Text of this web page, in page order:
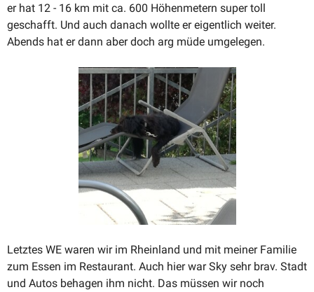
er hat 12 - 16 km mit ca. 600 Höhen­metern super toll
geschafft. Und auch danach wollte er eigentlich weiter.
Abends hat er dann aber doch arg müde umgelegen.
Letztes WE waren wir im Rheinland und mit meiner Familie
zum Essen im Restaurant. Auch hier war Sky sehr brav. Stadt
und Autos behagen ihm nicht. Das müssen wir noch